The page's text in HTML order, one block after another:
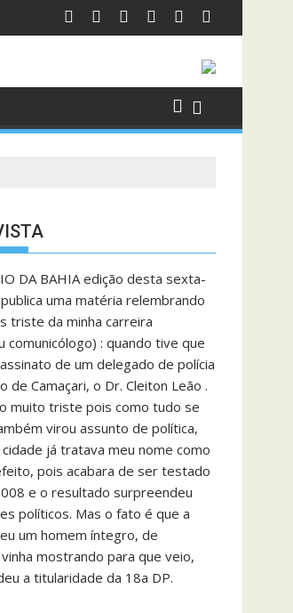
DA BAHIA edição desta sexta-
uma matéria relembrando
triste da minha carreira
comunicólogo) : quando tive que
de um delegado de polícia
de Camaçari, o Dr. Cleiton Leão .
muito triste pois como tudo se
virou assunto de política,
já tratava meu nome como
pois acabara de ser testado
e o resultado surpreendeu
políticos. Mas o fato é que a
um homem íntegro, de
mostrando para que veio,
a titularidade da 18a DP.